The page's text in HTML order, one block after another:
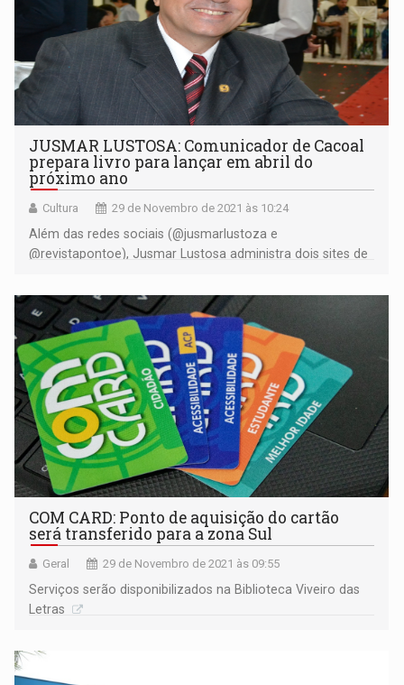
JUSMAR LUSTOSA: Comunicador de Cacoal
prepara livro para lançar em abril do
próximo ano
Cultura 29 de Novembro de 2021 às 10:24
Além das redes sociais (@jusmarlustoza e
@revistapontoe), Jusmar Lustosa administra dois sites de
COM CARD: Ponto de aquisição do cartão
será transferido para a zona Sul
Geral 29 de Novembro de 2021 às 09:55
Serviços serão disponibilizados na Biblioteca Viveiro das
Letras